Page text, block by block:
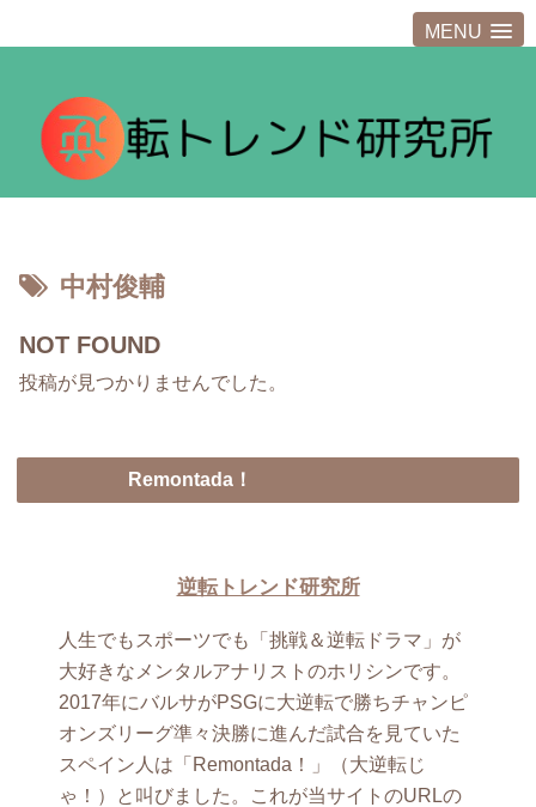
MENU
中村俊輔
NOT FOUND
投稿が見つかりませんでした。
Remontada！
逆転トレンド研究所
人生でもスポーツでも「挑戦＆逆転ドラマ」が
大好きなメンタルアナリストのホリシンです。
2017年にバルサがPSGに大逆転で勝ちチャンピ
オンズリーグ準々決勝に進んだ試合を見ていた
スペイン人は「Remontada！」（大逆転じ
ゃ！）と叫びました。これが当サイトのURLの